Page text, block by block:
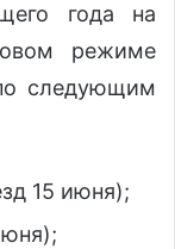
года на
режиме
следующим
15 июня);